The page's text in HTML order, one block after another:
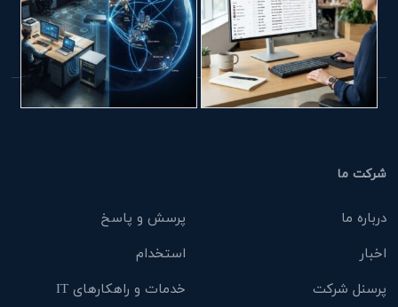
شرکت ما
درباره ما
پرسش و پاسخ
اخبار
استخدام
پرسنل شرکت
خدمات و راهکارهای IT